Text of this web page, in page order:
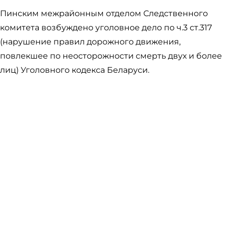
Пинским межрайонным отделом Следственного
комитета возбуждено уголовное дело по ч.3 ст.317
(нарушение правил дорожного движения,
повлекшее по неосторожности смерть двух и более
лиц) Уголовного кодекса Беларуси.